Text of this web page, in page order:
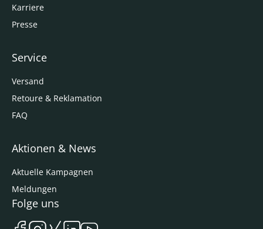
Karriere
Presse
Service
Versand
Retoure & Reklamation
FAQ
Aktionen & News
Aktuelle Kampagnen
Meldungen
Folge uns